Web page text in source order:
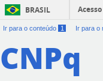
BRASIL
Ir para o conteúdo 1 Ir para o
CNPq